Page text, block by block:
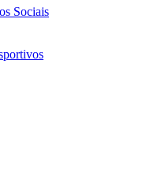
Sociais